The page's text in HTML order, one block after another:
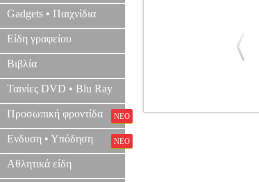
Gadgets • Παιχνίδια
Είδη γραφείου
Βιβλία
Ταινίες DVD • Blu Ray
Προσωπική φροντίδα ΝΕΟ
Ενδυση • Υπόδηση ΝΕΟ
Αθλητικά είδη
ΚΟΥΝΙΑ YOGA AMILA